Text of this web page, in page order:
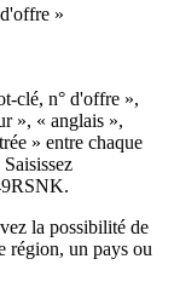
»
clé, n° d'offre »,
», « anglais »,
» entre chaque
la possibilité de
région, un pays ou